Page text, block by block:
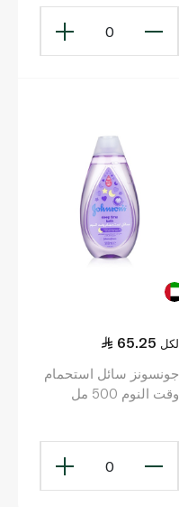
0
65.25 لكل
جونسونز سائل استحمام
وقت النوم 500 مل
0